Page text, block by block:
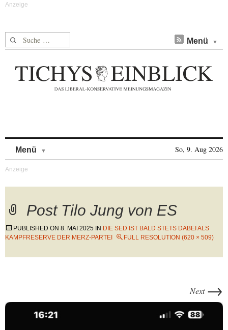
Suche nach: Menü
Menü So, 9. Aug 2026
Post Tilo Jung von ES
PUBLISHED ON 8. MAI 2025 IN DIE SED IST BALD STETS DABEI ALS
KAMPFRESERVE DER MERZ-PARTEI
FULL RESOLUTION (620 × 509)
Next →